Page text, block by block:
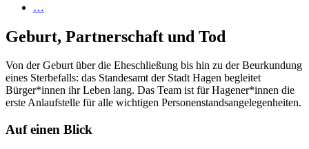
…
Geburt, Partnerschaft und Tod
Von der Geburt über die Eheschließung bis hin zu der Beurkundung
eines Sterbefalls: das Standesamt der Stadt Hagen begleitet
Bürger*innen ihr Leben lang. Das Team ist für Hagener*innen die
erste Anlaufstelle für alle wichtigen Personenstandsangelegenheiten.
Auf einen Blick